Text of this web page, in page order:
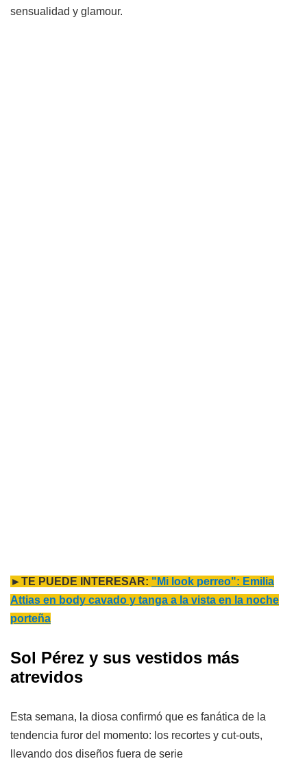
sensualidad y glamour.
►TE PUEDE INTERESAR: "Mi look perreo": Emilia
Attias en body cavado y tanga a la vista en la noche
porteña
Sol Pérez y sus vestidos más
atrevidos
Esta semana, la diosa confirmó que es fanática de la
tendencia furor del momento: los recortes y cut-outs,
llevando dos diseños fuera de serie